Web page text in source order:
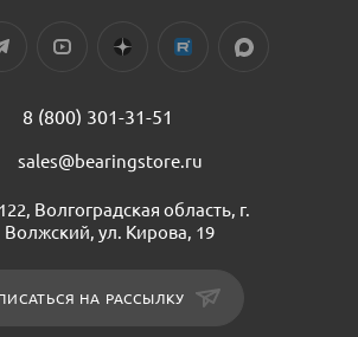
8 (800) 301-31-51
sales@bearingstore.ru
Волгоградская область, г.
Волжский, ул. Кирова, 19
НА РАССЫЛКУ